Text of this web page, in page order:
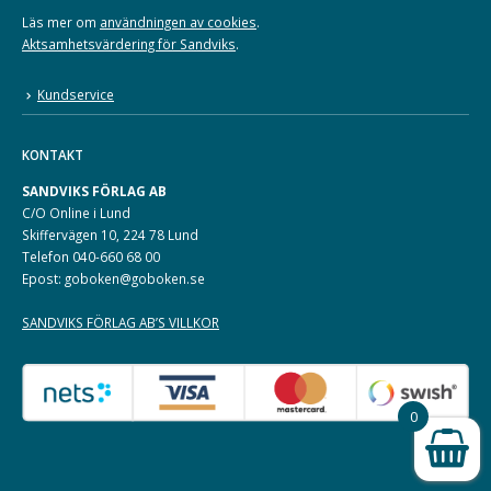
Läs mer om användningen av cookies.
Aktsamhetsvärdering för Sandviks.
Kundservice
KONTAKT
SANDVIKS FÖRLAG AB
C/O Online i Lund
Skiffervägen 10, 224 78 Lund
Telefon 040-660 68 00
Epost: goboken@goboken.se
SANDVIKS FÖRLAG AB’S VILLKOR
0